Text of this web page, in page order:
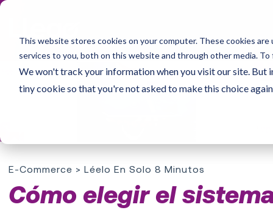
This website stores cookies on your computer. These cookies
services to you, both on this website and through other media.
We won't track your information when you visit our site. But
tiny cookie so that you're not asked to make this choice
E-Commerce > Léelo En Solo 8 Minutos
Cómo elegir el